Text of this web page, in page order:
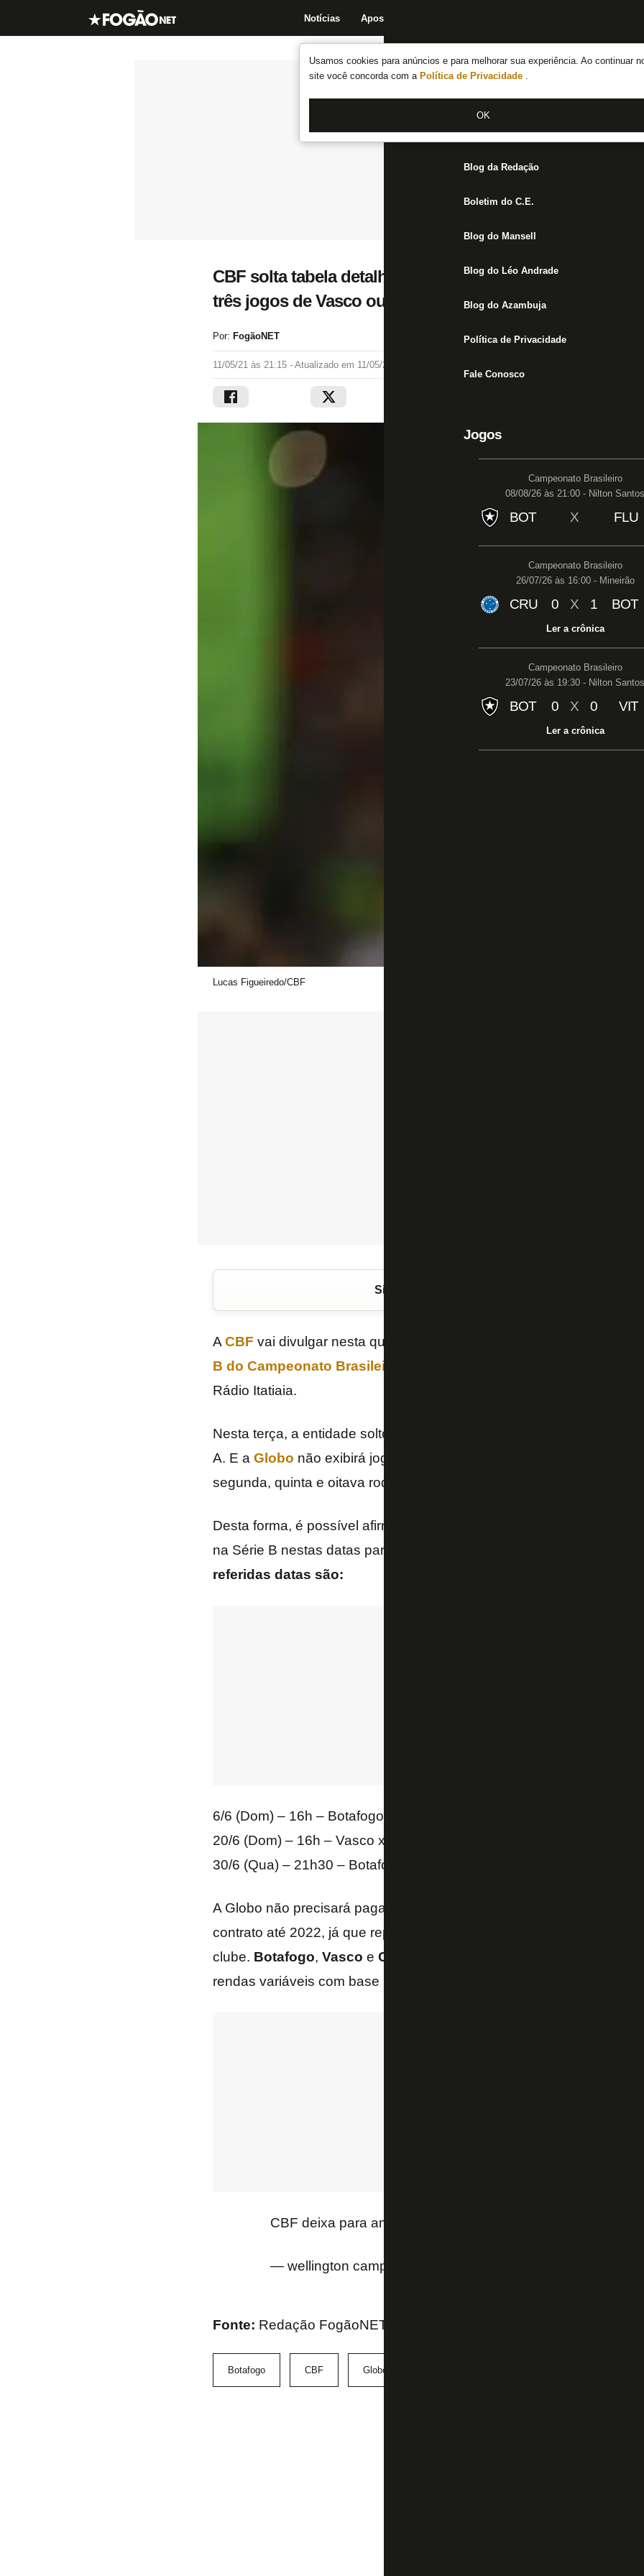
Usamos cookies para anúncios e para melhorar sua experiência. Ao continuar
site você concorda com a Política de Privacidade .
OK
Notícias Apostas
Notícias do Botafogo
Fórum
Jogos
Blog da Redação
Boletim do C.E.
Blog do Mansell
Blog do Léo Andrade
Blog do Azambuja
Política de Privacidade
Fale Conosco
Jogos
Campeonato Brasileiro
08/08/26 às 21:00 - Nilton Santos
BOT X FLU
Campeonato Brasileiro
26/07/26 às 16:00 - Mineirão
CRU 0 X 1 BOT
Ler a crônica
Campeonato Brasileiro
23/07/26 às 19:30 - Nilton Santos
BOT 0 X 0 VIT
Ler a crônica
CBF solta tabela detalhada da Série B nesta quarta;
três jogos de Vasco ou Botafogo em junho
Por: FogãoNET
11/05/21 às 21:15 - Atualizado em 11/05/21 às 21:52
Lucas Figueiredo/CBF
Siga o FogãoNET
ACBF vai divulgar nesta quarta-feira a tabela detalhada das
B do Campeonato Brasileiro
Rádio Itatiaia.
Nesta terça, a entidade soltou a tabela detalhada das dez primeiras
A. E a Globo não exibirá jogos dos times cariocas nos dias 6, 20 e
segunda, quinta e oitava rodadas.
Desta forma, é possível afirmar que a emissora vai exibir jogos de
na Série B nestas datas para preencher a grade.
referidas datas são:
6/6 (Dom) – 16h – Botafogo x Coritiba ou Ponte Preta x Vasco (2ª
20/6 (Dom) – 16h – Vasco x CRB ou Náutico x Botafogo (6ª rodada)
30/6 (Qua) – 21h30 – Botafogo x Vitória ou Goiás x Vasco (10ª
A Globo não precisará pagar nenhum valor adicional pelas
contrato até 2022, já que repassa
clube. Botafogo, Vasco e Cruzeiro
rendas variáveis com base na venda do
CBF deixa para amanhã a divulgação da Tabela da Série B.
— wellington campos (@wellingcampos)
Fonte: Redação FogãoNET e Twitter do repórter Wellington Campos
Botafogo CBF Globo